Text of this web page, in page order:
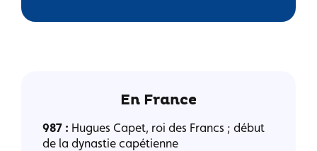
En France
987 : Hugues Capet, roi des Francs ; début
de la dynastie capétienne